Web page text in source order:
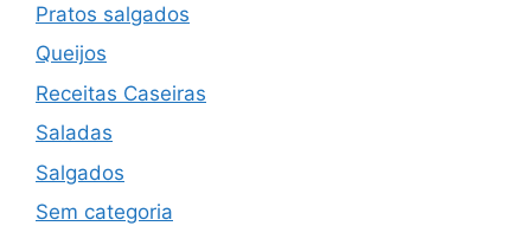
Pratos salgados
Queijos
Receitas Caseiras
Saladas
Salgados
Sem categoria